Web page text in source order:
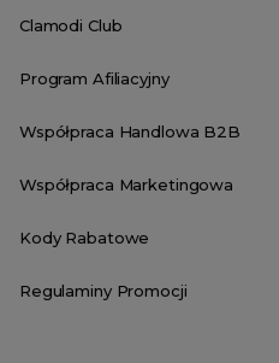
Clamodi Club
Program Afiliacyjny
Współpraca Handlowa B2B
Współpraca Marketingowa
Kody Rabatowe
Regulaminy Promocji